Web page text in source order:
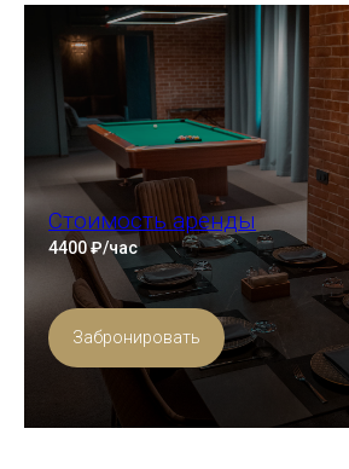
Стоимость аренды
4400 ₽/час
Забронировать